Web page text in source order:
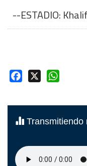
--ESTADIO:
Facebook
Transmitiendo